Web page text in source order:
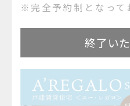
※完全予約制となって
終了い